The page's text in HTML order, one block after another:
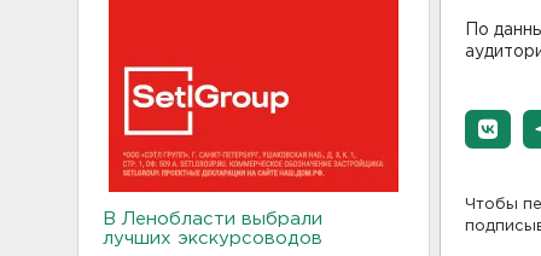
В Ленобласти выбрали
лучших экскурсоводов
По
Чтобы